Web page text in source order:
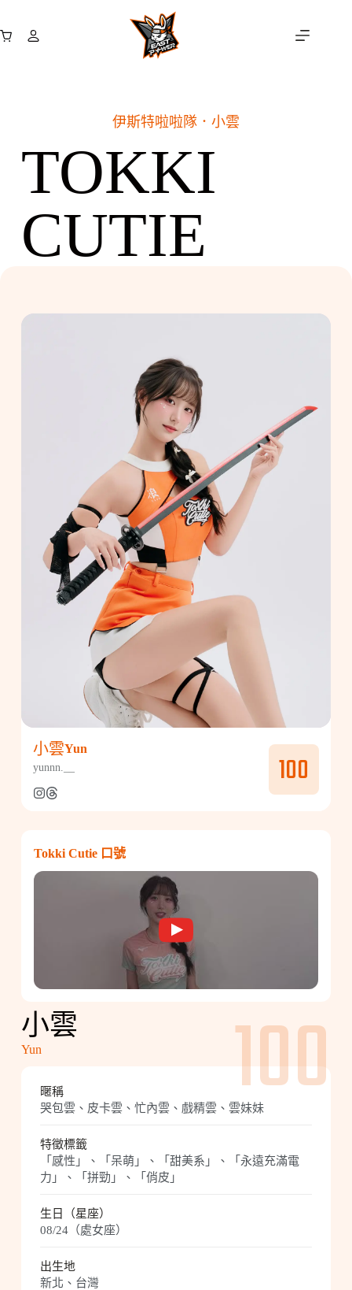
至
購
伊斯特啦啦隊． 小雲
TOKKI
CUTIE
小雲Yun
yunnn.__ 100
Tokki Cutie 口號
小雲
Yun 100
暱稱
哭包雲、皮卡雲、忙內雲、戲精雲、雲妹妹
特徵標籤
「感性」、「呆萌」、「甜美系」、「永遠充滿電
力」、「拼勁」、「俏皮」
生日（星座）
08/24（處女座）
出生地
新北、台灣